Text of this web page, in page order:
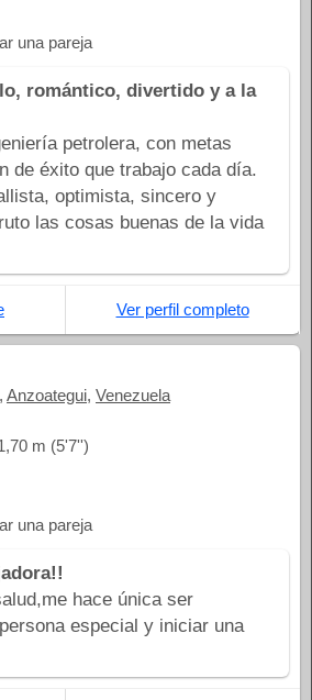
una pareja
romántico, divertido y a la
petrolera, con metas
de éxito que trabajo cada día.
optimista, sincero y
las cosas buenas de la vida
Ver perfil completo
, Anzoategui, Venezuela
m (5'7'')
una pareja
hace única ser
especial y iniciar una